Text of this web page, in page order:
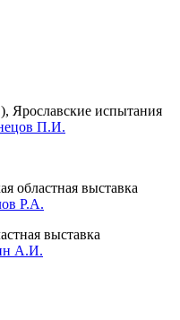
Ярославские испытания
П.И.
областная выставка
Р.А.
выставка
А.И.